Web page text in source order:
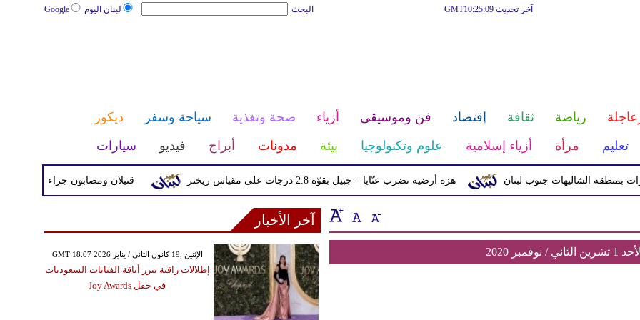
لبنان اليوم Google البحث آخر تحديث GMT10:25:09
رياضة ثقافة إقتصاد فن وموسيقى أزياء صحة وتغذية سياحة وسفر
ديكور
تعليم مرأة أزياء إسلامية علوم وتكنولوجيا بيئة مدونات أبراج فيديو سيارات
قتيلان ومصابون جراء 14 غارة إسرائيلية على شرق وجنوب لبنان هزة أرضية تضرب عنّايا – جبيل بقوّة 2.8 درجات على مقياس ريختر الشاليهات جنوب لبنان
2020
آخر الأخبار
GMT 18:07 2026 الإثنين ,19 كانون الثاني / يناير
إطلالات راقية تبرز أناقة الفنانات السعوديات
في حفل Joy Awards